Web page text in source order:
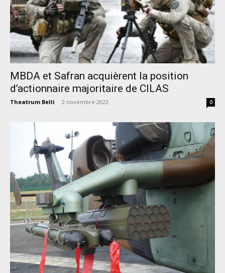
MBDA et Safran acquièrent la position
d’actionnaire majoritaire de CILAS
Theatrum Belli - 2 novembre 2022 0